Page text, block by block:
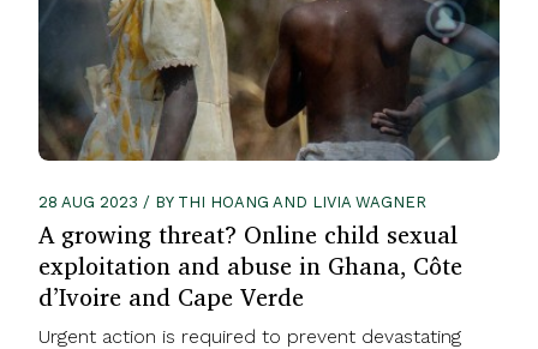
28 AUG 2023 / BY THI HOANG AND LIVIA WAGNER
A growing threat? Online child sexual
exploitation and abuse in Ghana, Côte
d’Ivoire and Cape Verde
Urgent action is required to prevent devastating